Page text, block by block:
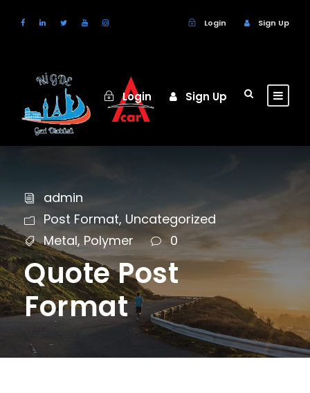
Login Sign Up
Login Sign Up
admin
Post Format, Uncategorized
Metal, Polymer 0
Quote Post
Format